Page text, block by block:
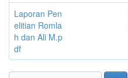
Laporan Pen
elitian Romla
h dan Ali M.p
df